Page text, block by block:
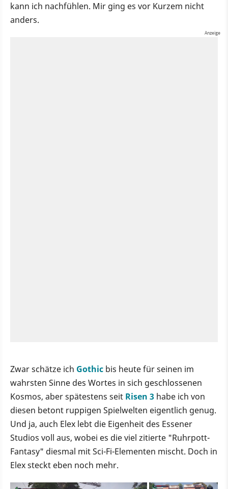
kann ich nachfühlen. Mir ging es vor Kurzem nicht
anders.
Zwar schätze ich Gothic bis heute für seinen im
wahrsten Sinne des Wortes in sich geschlossenen
Kosmos, aber spätestens seit Risen 3 habe ich von
diesen betont ruppigen Spielwelten eigentlich genug.
Und ja, auch Elex lebt die Eigenheit des Essener
Studios voll aus, wobei es die viel zitierte "Ruhrpott-
Fantasy" diesmal mit Sci-Fi-Elementen mischt. Doch in
Elex steckt eben noch mehr.